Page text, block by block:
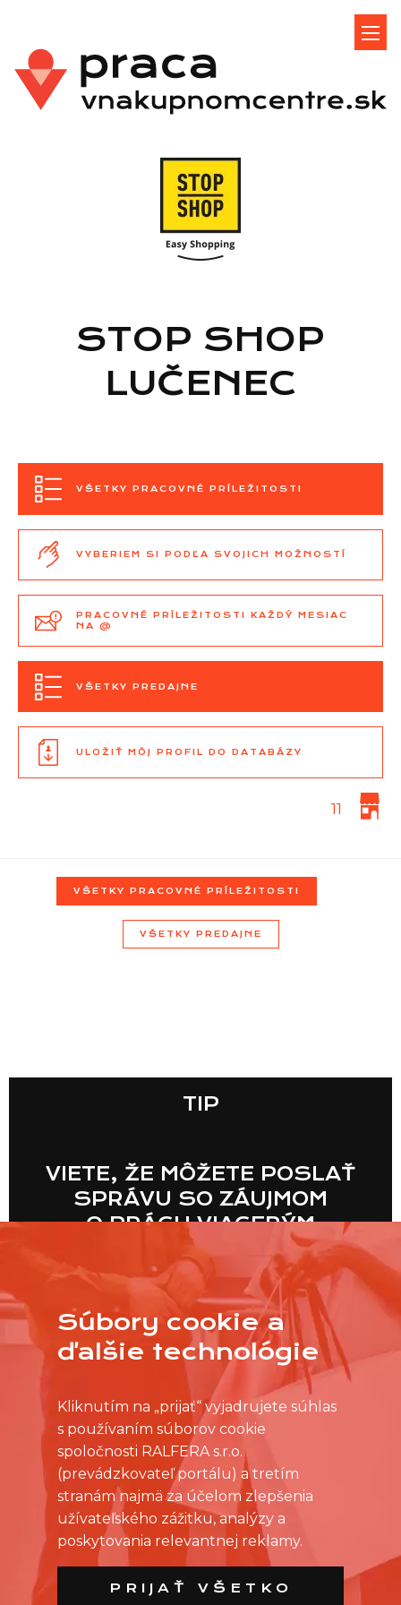
Zoznam NC
STOP SHOP
LUČENEC
VŠETKY PRACOVNÉ PRÍLEŽITOSTI
VYBERIEM SI PODĽA SVOJICH MOŽNOSTÍ
PRACOVNÉ PRÍLEŽITOSTI KAŽDÝ MESIAC
NA @
VŠETKY PREDAJNE
ULOŽIŤ MÔJ PROFIL DO DATABÁZY
11
VŠETKY PRACOVNÉ PRÍLEŽITOSTI
VŠETKY PREDAJNE
TIP
VIETE, ŽE MÔŽETE POSLAŤ
SPRÁVU SO ZÁUJMOM
O PRÁCU VIACERÝM
PREDAJNIAM NARAZ?
VIAC
Súbory cookie a
ďalšie technológie
Kliknutím na „prijať“ vyjadrujete súhlas
s používaním súborov cookie
spoločnosti RALFERA s.r.o.
(prevádzkovateľ portálu) a tretím
stranám najmä za účelom zlepšenia
užívateľského zážitku, analýzy a
poskytovania relevantnej reklamy.
PRIJAŤ VŠETKO